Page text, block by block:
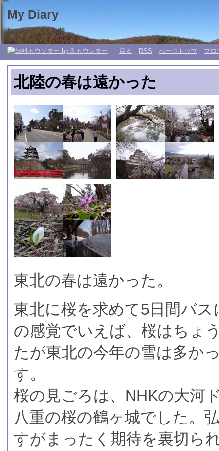
My Diary
日々の生活 My 日記帳。
戻る RSS ページトップ プロ
北陸の春は遠かった
東北の春は遠かった。
東北に桜を求めて5日間バ
の感覚でいえば、桜はちょ
たが東北の今年の雪は多か
す。
桜の見ごろは、NHKの大河
八重の桜の鶴ヶ城でした。
すがまったく期待を裏切ら